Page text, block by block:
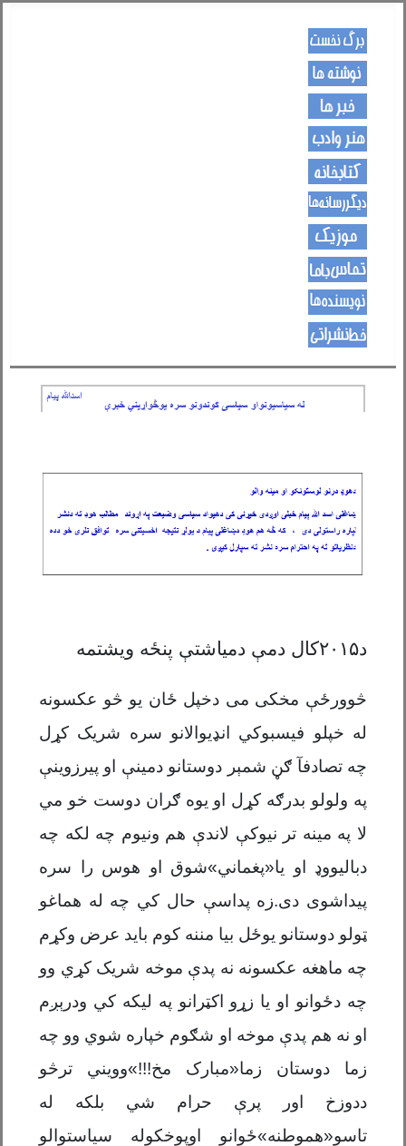
د۲۰۱۵کال دمې دمیاشتې پنځه ویشتمه
څوورځې مخکی می دخپل ځان یو څو عکسونه
له خپلو فیسبوکي انډیوالانو سره شریک کړل
چه تصادفآ ګڼ شمېر دوستانو دمینې او پیرزوینې
په ولولو بدرګه کړل او یوه ګران دوست خو مي
لا په مینه تر نیوکې لاندې هم ونیوم چه لکه چه
دبالیووډ او یا«پغماني»شوق او هوس را سره
پیداشوی دی.زه پداسې حال کي چه له هماغو
ټولو دوستانو یوځل بیا مننه کوم باید عرض وکړم
چه ماهغه عکسونه نه پدې موخه شریک کړي وو
چه دځوانو او یا زړو اکټرانو په لیکه کي ودرېږم
او نه هم پدې موخه او شګوم خپاره شوي وو چه
زما دوستان زما«مبارک مخ!!!»وویني ترڅو
ددوزخ اور پرې حرام شي بلکه له
تاسو«هموطنه»ځوانو اوپوخکوله سیاستوالو